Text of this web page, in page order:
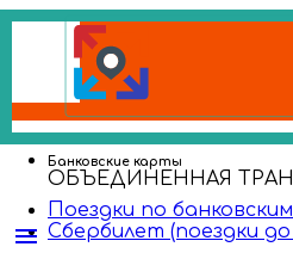
ОБЪЕДИНЕННАЯ
menu
Банковские карты
Поездки по
Сбербилет (поездки до